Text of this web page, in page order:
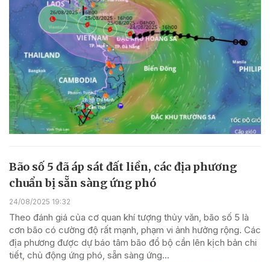
Bão số 5 đã áp sát đất liền, các địa phương
chuẩn bị sẵn sàng ứng phó
24/08/2025 19:32
Theo đánh giá của cơ quan khí tượng thủy văn, bão số 5 là
cơn bão có cường độ rất mạnh, phạm vi ảnh hưởng rộng. Các
địa phương được dự báo tâm bão đổ bộ cần lên kịch bản chi
tiết, chủ động ứng phó, sẵn sàng ứng...